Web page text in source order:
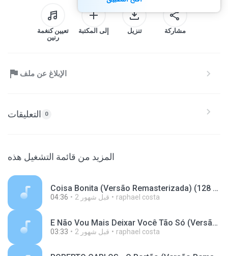
تعيين كنغمة
رنين
إلى المكتبة تنزيل مشاركة
الإبلاغ عن ملف
التعليقات 0
المزيد من قائمة التشغيل هذه
Coisa Bonita (Versão Remasterizada) (128 kbps).mp3
04:36 2 قبل شهور raphael costa
E Não Vou Mais Deixar Você Tão Só (Versão remasterizada) (128 kbps).mp3
03:33 2 قبل شهور raphael costa